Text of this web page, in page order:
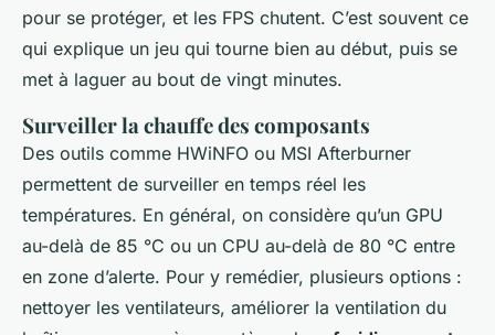
pour se protéger, et les FPS chutent. C’est souvent ce
qui explique un jeu qui tourne bien au début, puis se
met à laguer au bout de vingt minutes.
Surveiller la chauffe des composants
Des outils comme HWiNFO ou MSI Afterburner
permettent de surveiller en temps réel les
températures. En général, on considère qu’un GPU
au-delà de 85 °C ou un CPU au-delà de 80 °C entre
en zone d’alerte. Pour y remédier, plusieurs options :
nettoyer les ventilateurs, améliorer la ventilation du